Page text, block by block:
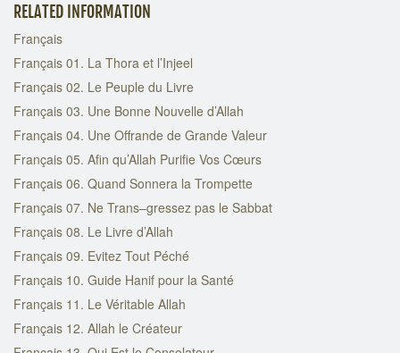
RELATED INFORMATION
Français
Français 01. La Thora et l’Injeel
Français 02. Le Peuple du Livre
Français 03. Une Bonne Nouvelle d’Allah
Français 04. Une Offrande de Grande Valeur
Français 05. Afin qu’Allah Purifie Vos Cœurs
Français 06. Quand Sonnera la Trompette
Français 07. Ne Trans–gressez pas le Sabbat
Français 08. Le Livre d’Allah
Français 09. Evitez Tout Péché
Français 10. Guide Hanif pour la Santé
Français 11. Le Véritable Allah
Français 12. Allah le Créateur